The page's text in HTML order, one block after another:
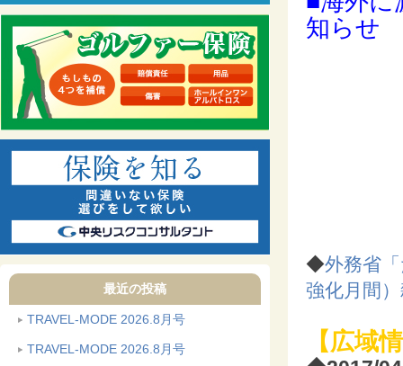
最近の投稿
TRAVEL-MODE 2026.8月号
TRAVEL-MODE 2026.8月号
知らせ
◆外務省
強化月間
【広域